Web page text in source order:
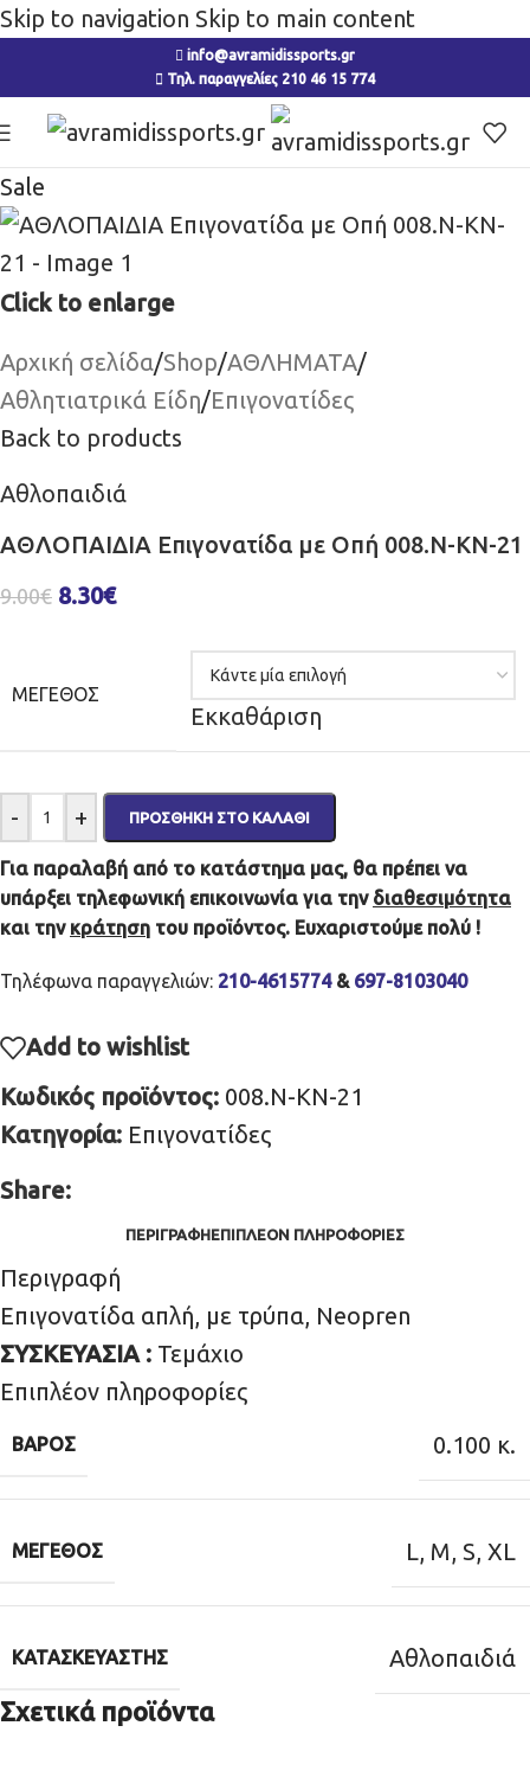
Skip to navigation Skip to main content
info@avramidissports.gr
Τηλ. παραγγελίες 210 46 15 774
Sale
Click to enlarge
Αρχική σελίδα/Shop/ΑΘΛΗΜΑΤΑ/
Αθλητιατρικά Είδη/Επιγονατίδες
Back to products
Αθλοπαιδιά
ΑΘΛΟΠΑΙΔΙΑ Επιγονατίδα με Οπή 008.N-KN-21
9.00€ 8.30€
ΜΈΓΕΘΟΣ
Εκκαθάριση
- + ΠΡΟΣΘΉΚΗ ΣΤΟ ΚΑΛΆΘΙ
Για παραλαβή από το κατάστημα μας, θα πρέπει να
υπάρξει τηλεφωνική επικοινωνία για την διαθεσιμότητα
και την κράτηση του προϊόντος. Ευχαριστούμε πολύ !
Τηλέφωνα παραγγελιών: 210-4615774& 697-8103040
Add to wishlist
Κωδικός προϊόντος: 008.N-KN-21
Κατηγορία: Επιγονατίδες
Share:
ΠΕΡΙΓΡΑΦΉΕΠΙΠΛΈΟΝ ΠΛΗΡΟΦΟΡΊΕΣ
Περιγραφή
Επιγονατίδα απλή, με τρύπα, Neopren
ΣΥΣΚΕΥΑΣΙΑ : Τεμάχιο
Επιπλέον πληροφορίες
ΒΆΡΟΣ 0.100 κ.
ΜΈΓΕΘΟΣ L, M, S, XL
ΚΑΤΑΣΚΕΥΑΣΤΉΣ Αθλοπαιδιά
Σχετικά προϊόντα